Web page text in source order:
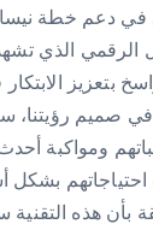
دعم خطة
الرقمي الذي
بتعزيز
صميم رؤيتنا،
ومواكبة
احتياجاتهم
هذه التقنية